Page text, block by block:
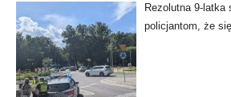
Rezolutna 9-latka
policjantom, że